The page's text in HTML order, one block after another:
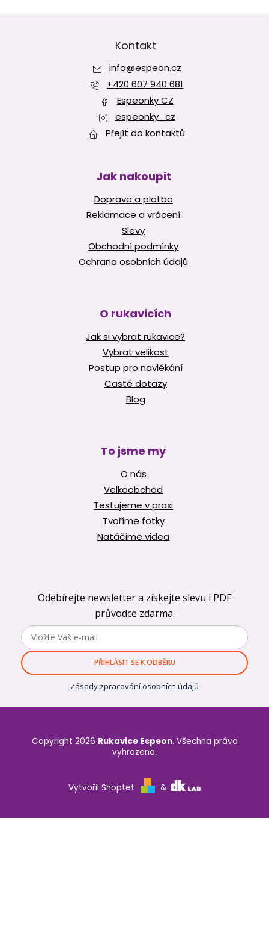
u
Kontakt
info@espeon.cz
+420 607 940 681
Espeonky CZ
espeonky_cz
Přejít do kontaktů
Jak nakoupit
Doprava a platba
Reklamace a vrácení
Slevy
Obchodní podmínky
Ochrana osobních údajů
O rukavicích
Jak si vybrat rukavice?
Vybrat velikost
Postup pro navlékání
Časté dotazy
Blog
To jsme my
O nás
Velkoobchod
Testujeme v praxi
Tvoříme fotky
Natáčíme videa
Odebírejte newsletter a získejte slevu i PDF
průvodce zdarma.
PŘIHLÁSIT SE K ODBĚRU
Zásady zpracování osobních údajů
Vytvořil Shoptet &
Copyright 2026 Rukavice Espeon. Všechna práva
vyhrazena.